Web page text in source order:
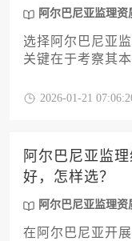
阿尔巴尼亚监理资
选择阿尔巴尼亚
关键在于考察其
度和后续支持体
2026-01-21
阿尔巴尼亚监
好，怎样选？
阿尔巴尼亚监理资
在阿尔巴尼亚开